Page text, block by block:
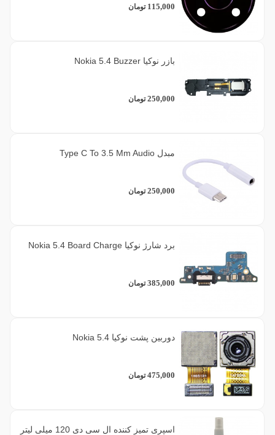
115,000 تومان
بازر نوکیا Nokia 5.4 Buzzer
250,000 تومان
مبدل Type C To 3.5 Mm Audio
250,000 تومان
برد شارژ نوکیا Nokia 5.4 Board Charge
385,000 تومان
دوربین پشت نوکیا Nokia 5.4
475,000 تومان
اسپری تمیز کننده ال سی دی 120 میلی لیتر